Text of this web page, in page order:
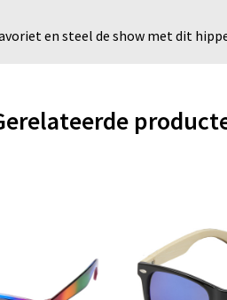
en steel de show met dit